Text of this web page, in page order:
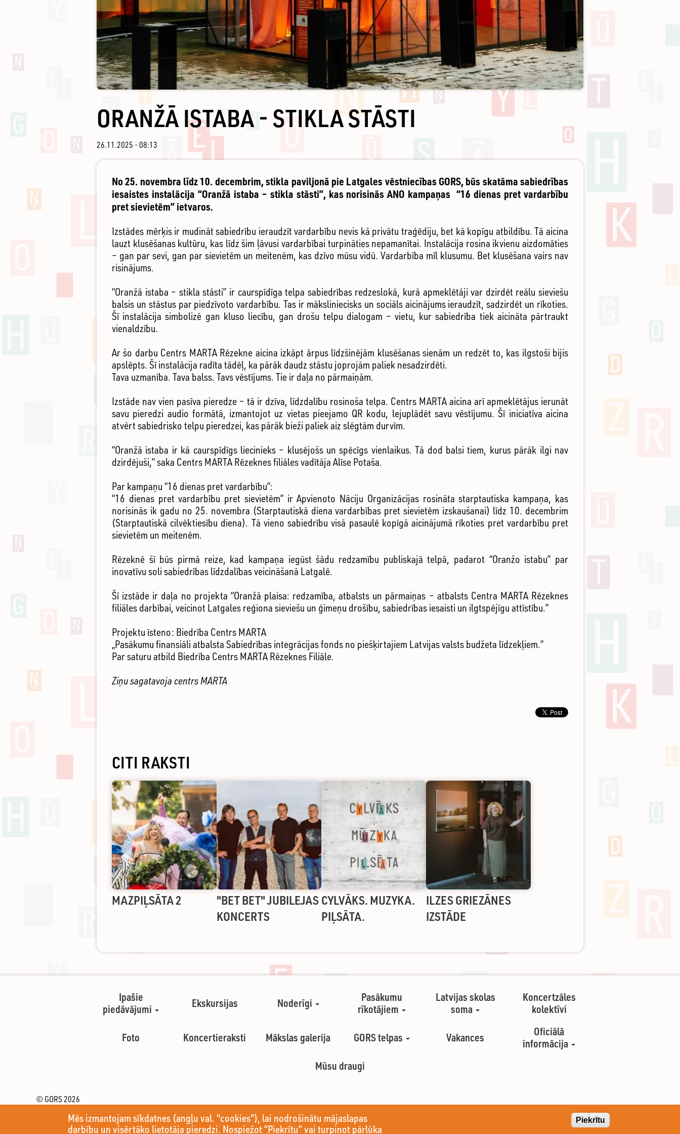
Mēs izmantojam sīkdatnes (angļu val. "cookies"), lai nodrošinātu mājaslapas
darbību un visērtāko lietotāja pieredzi. Nospiežot “Piekrītu” vai turpinot pārlūka
Piekrītu
ORANŽĀ ISTABA - STIKLA STĀSTI
26.11.2025 - 08:13
No 25. novembra līdz 10. decembrim, stikla paviljonā pie Latgales vēstniecības GORS, būs skatāma sabiedrības
iesaistes instalācija “Oranžā istaba – stikla stāsti”, kas norisinās ANO kampaņas “16 dienas pret vardarbību
pret sievietēm” ietvaros.
Izstādes mērķis ir mudināt sabiedrību ieraudzīt vardarbību nevis kā privātu traģēdiju, bet kā kopīgu atbildību. Tā aicina
lauzt klusēšanas kultūru, kas līdz šim ļāvusi vardarbībai turpināties nepamanītai. Instalācija rosina ikvienu aizdomāties
– gan par sevi, gan par sievietēm un meitenēm, kas dzīvo mūsu vidū. Vardarbība mīl klusumu. Bet klusēšana vairs nav
risinājums.
“Oranžā istaba – stikla stāsti” ir caurspīdīga telpa sabiedrības redzeslokā, kurā apmeklētāji var dzirdēt reālu sieviešu
balsis un stāstus par piedzīvoto vardarbību. Tas ir māksliniecisks un sociāls aicinājums ieraudzīt, sadzirdēt un rīkoties.
Šī instalācija simbolizē gan kluso liecību, gan drošu telpu dialogam – vietu, kur sabiedrība tiek aicināta pārtraukt
vienaldzību.
Ar šo darbu Centrs MARTA Rēzekne aicina izkāpt ārpus līdzšinējām klusēšanas sienām un redzēt to, kas ilgstoši bijis
apslēpts. Šī instalācija radīta tādēļ, ka pārāk daudz stāstu joprojām paliek nesadzirdēti.
Tava uzmanība. Tava balss. Tavs vēstījums. Tie ir daļa no pārmaiņām.
Izstāde nav vien pasīva pieredze – tā ir dzīva, līdzdalību rosinoša telpa. Centrs MARTA aicina arī apmeklētājus ierunāt
savu pieredzi audio formātā, izmantojot uz vietas pieejamo QR kodu, lejuplādēt savu vēstījumu. Šī iniciatīva aicina
atvērt sabiedrisko telpu pieredzei, kas pārāk bieži paliek aiz slēgtām durvīm.
“Oranžā istaba ir kā caurspīdīgs liecinieks – klusējošs un spēcīgs vienlaikus. Tā dod balsi tiem, kurus pārāk ilgi nav
dzirdējuši,” saka Centrs MARTA Rēzeknes filiāles vadītāja Alīse Potaša.
Par kampaņu “16 dienas pret vardarbību”:
“16 dienas pret vardarbību pret sievietēm” ir Apvienoto Nāciju Organizācijas rosināta starptautiska kampaņa, kas
norisinās ik gadu no 25. novembra (Starptautiskā diena vardarbības pret sievietēm izskaušanai) līdz 10. decembrim
(Starptautiskā cilvēktiesību diena). Tā vieno sabiedrību visā pasaulē kopīgā aicinājumā rīkoties pret vardarbību pret
sievietēm un meitenēm.
Rēzeknē šī būs pirmā reize, kad kampaņa iegūst šādu redzamību publiskajā telpā, padarot “Oranžo istabu” par
inovatīvu soli sabiedrības līdzdalības veicināšanā Latgalē.
Šī izstāde ir daļa no projekta “Oranžā plaisa: redzamība, atbalsts un pārmaiņas – atbalsts Centra MARTA Rēzeknes
filiāles darbībai, veicinot Latgales reģiona sieviešu un ģimeņu drošību, sabiedrības iesaisti un ilgtspējīgu attīstību.”
Projektu īsteno: Biedrība Centrs MARTA
„Pasākumu finansiāli atbalsta Sabiedrības integrācijas fonds no piešķirtajiem Latvijas valsts budžeta līdzekļiem.”
Par saturu atbild Biedrība Centrs MARTA Rēzeknes Filiāle.
Ziņu sagatavoja centrs MARTA
CITI RAKSTI
MAZPIĻSĀTA 2
"BET BET" JUBILEJAS
KONCERTS
CYLVĀKS. MUZYKA.
PIĻSĀTA.
ILZES GRIEZĀNES
IZSTĀDE
Ipašie
piedāvājumi
Ekskursijas Noderīgi
Pasākumu
rīkotājiem
Latvijas skolas
soma
Koncertzāles
kolektīvi
Foto Koncertieraksti Mākslas galerija GORS telpas Vakances
Oficiālā
informācija
Mūsu draugi
© GORS 2026
Rēzekne, LV-4601 (Latvija)
Tel.: (+371) 64633303